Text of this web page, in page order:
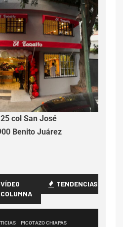
col San José
Benito Juárez
VÍDEO
COLUMNA
TENDENCIAS
PICOTAZO CHIAPAS